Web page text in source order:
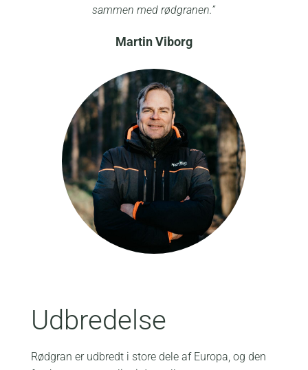
sammen med rødgranen.”
Martin Viborg
Udbredelse
Rødgran er udbredt i store dele af Europa, og den